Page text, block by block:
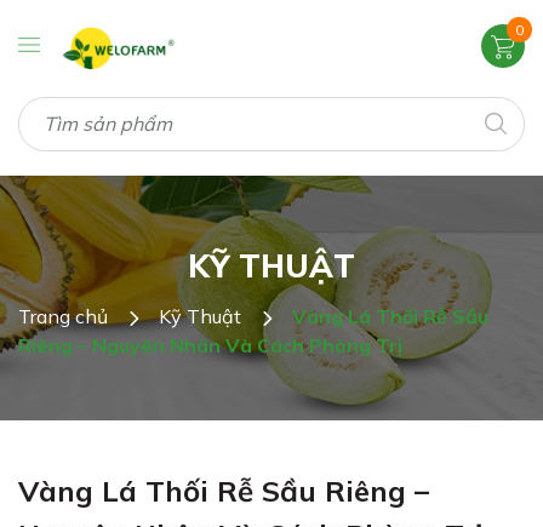
0
KỸ THUẬT
Trang chủ Kỹ Thuật
Vàng Lá Thối Rễ Sầu
Riêng – Nguyên Nhân Và Cách Phòng Trị
Vàng Lá Thối Rễ Sầu Riêng –